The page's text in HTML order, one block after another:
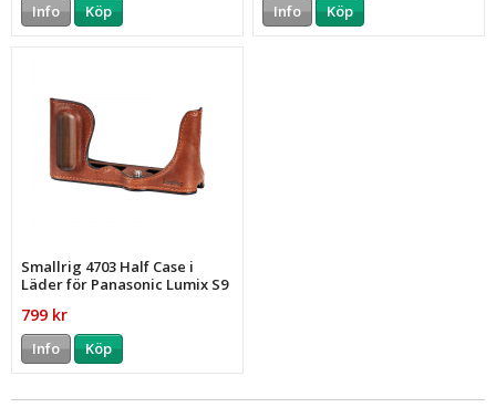
Info Köp Info Köp
Smallrig 4703 Half Case i
Läder för Panasonic Lumix S9
799 kr
Info Köp